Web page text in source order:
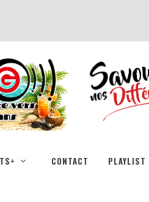
CONTACT PLAYLIST